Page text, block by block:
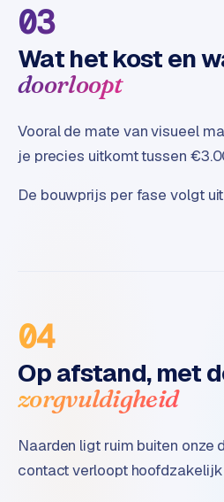
s
t
o
r
03
Wat het kost en
doorloopt
Vooral de mate van visueel
je precies uitkomt tussen
De bouwprijs per fase volgt
04
Op afstand, met
zorgvuldigheid
Naarden ligt ruim buiten onze
contact verloopt